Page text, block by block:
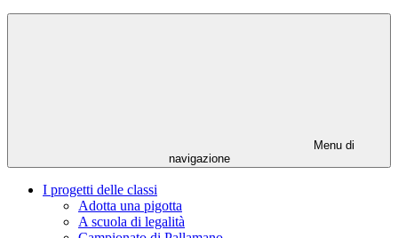
Menu di
navigazione
I progetti delle classi
Adotta una pigotta
A scuola di legalità